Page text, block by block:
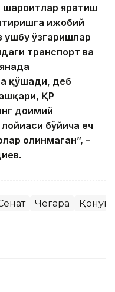
шароитлар яратиш
ижобий
ушбу ўзгаришлар
транспорт ва
қўшади, деб
ҚР
доимий
бўйича ҳеч
олинмаган”, –
Чегара Қонун